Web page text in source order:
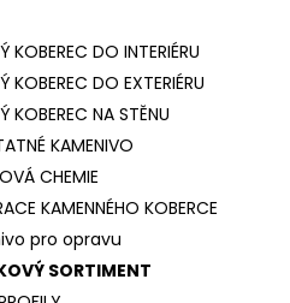
KOBEREC DO INTERIÉRU
KOBEREC DO EXTERIÉRU
KOBEREC NA STĚNU
KAMENIVO
CHEMIE
KAMENNÉHO KOBERCE
pro opravu
SORTIMENT
NÁTĚR EMZ R EP